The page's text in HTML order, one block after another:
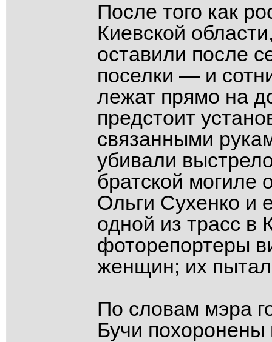
После того как
Киевской
оставили после
поселки — и
лежат прямо на
предстоит
связанными
убивали
братской могиле
Ольги Сухенко и
одной из трасс в
фоторепортеры
женщин; их
По словам мэра
Бучи похоронены